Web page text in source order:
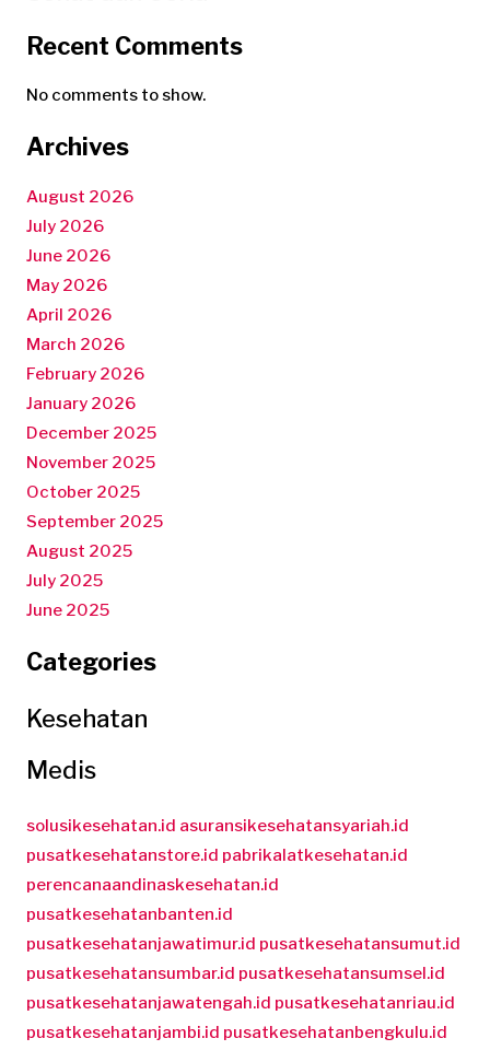
Recent Comments
No comments to show.
Archives
August 2026
July 2026
June 2026
May 2026
April 2026
March 2026
February 2026
January 2026
December 2025
November 2025
October 2025
September 2025
August 2025
July 2025
June 2025
Categories
Kesehatan
Medis
solusikesehatan.id asuransikesehatansyariah.id
pusatkesehatanstore.id pabrikalatkesehatan.id
perencanaandinaskesehatan.id
pusatkesehatanbanten.id
pusatkesehatanjawatimur.id pusatkesehatansumut.id
pusatkesehatansumbar.id pusatkesehatansumsel.id
pusatkesehatanjawatengah.id pusatkesehatanriau.id
pusatkesehatanjambi.id pusatkesehatanbengkulu.id